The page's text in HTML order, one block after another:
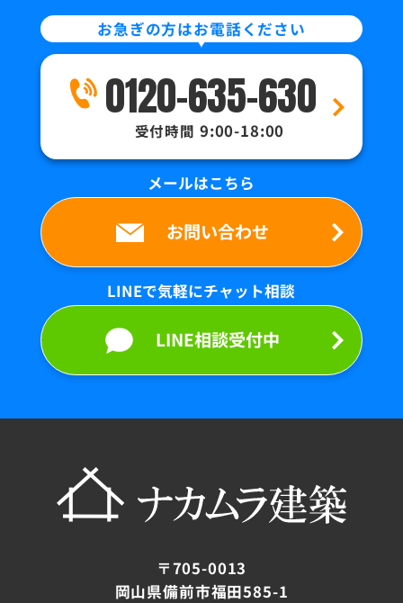
お急ぎの方はお電話ください
0120-635-630
受付時間 9:00-18:00
メールはこちら
お問い合わせ
LINEで気軽にチャット相談
LINE相談受付中
〒705-0013
岡山県備前市福田585-1